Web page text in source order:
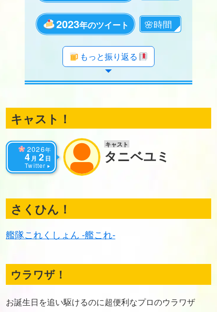
2023年のツイート
年のツイート
年のツイート
年のツイート
年のツイート
年のツイート
年のツイート
年のツイート
年のツイート
年のツイート
年のツイート
年のツイート
年のツイート
年のツイート
年のツイート
年のツイート
年のツイート
年のツイート
もっと振り返る
キャスト！
2026年
4 月 2 日
Twitter
キャスト
タニベユミ
さくひん！
艦隊これくしょん -艦これ-
ウラワザ！
お誕生日を追い駆けるのに超便利なプロのウラワザ